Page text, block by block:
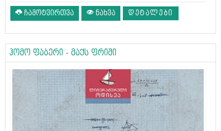
ჩამოტვირთვა ნახვა ᲓᲔᲢᲐᲚᲔᲑᲘ
ჰომო ფაბერი - მაქს ფრიში